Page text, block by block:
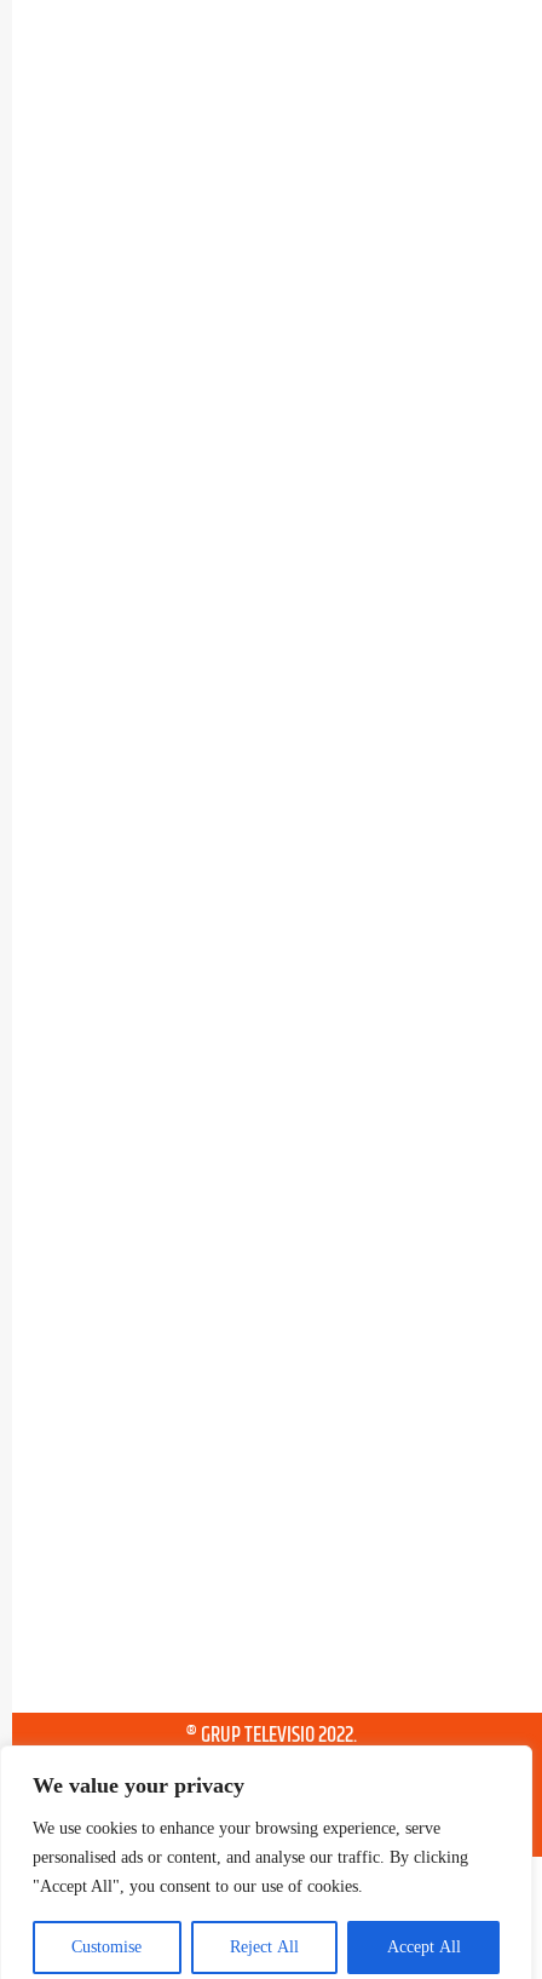
We value your privacy
We use cookies to enhance your browsing experience, serve
personalised ads or content, and analyse our traffic. By clicking
"Accept All", you consent to our use of cookies.
Customise Reject All Accept All
® GRUP TELEVISIO 2022.